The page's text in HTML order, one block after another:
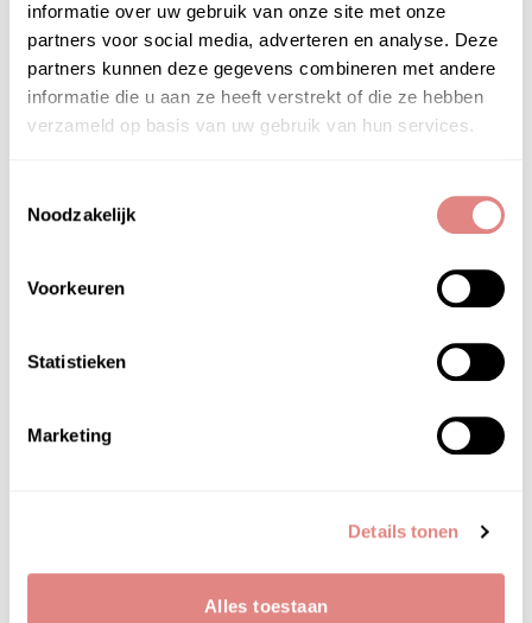
informatie over uw gebruik van onze site met onze
partners voor social media, adverteren en analyse. Deze
partners kunnen deze gegevens combineren met andere
informatie die u aan ze heeft verstrekt of die ze hebben
verzameld op basis van uw gebruik van hun services.
Noodzakelijk
Voorkeuren
Statistieken
Marketing
Details tonen
Alles toestaan